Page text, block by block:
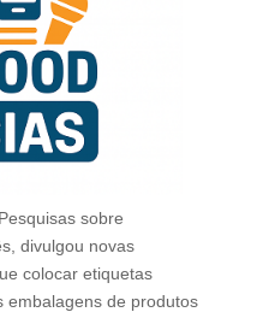
sobre
divulgou novas
colocar etiquetas
embalagens de produtos